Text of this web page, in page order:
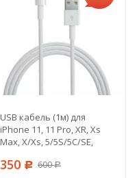
USB кабель (1м) для
iPhone 11, 11 Pro, XR, Xs
Max, X/Xs, 5/5S/5С/SE,
iPad
350 Р 600Р